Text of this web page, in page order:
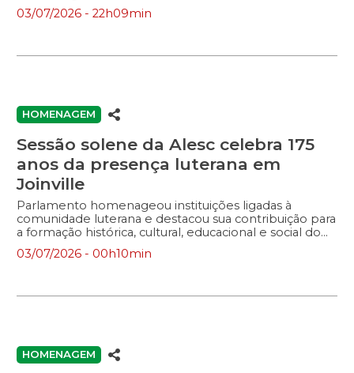
03/07/2026 - 22h09min
HOMENAGEM
Sessão solene da Alesc celebra 175
anos da presença luterana em
Joinville
Parlamento homenageou instituições ligadas à
comunidade luterana e destacou sua contribuição para
a formação histórica, cultural, educacional e social do
município.
03/07/2026 - 00h10min
HOMENAGEM